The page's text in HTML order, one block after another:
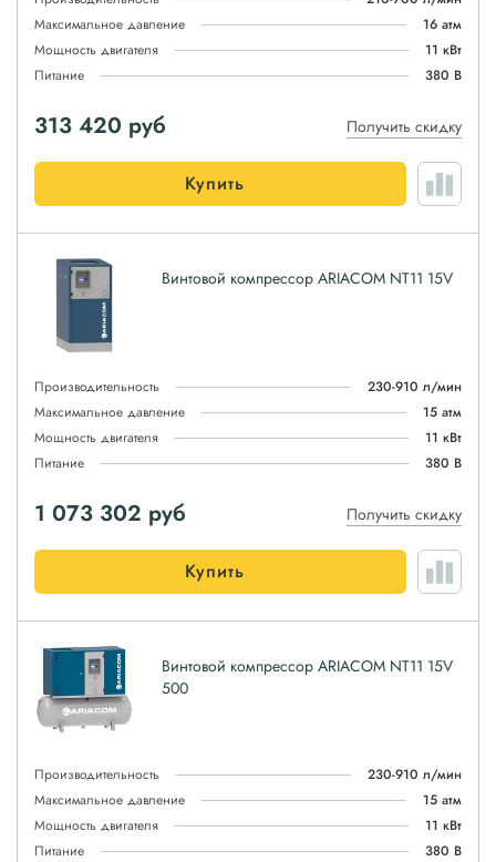
Максимальное давление
16 атм
Мощность двигателя
11 кВт
Питание
380 В
313 420 руб Получить скидку
Купить
Винтовой компрессор ARIACOM NT11 15V
Производительность
230-910 л/мин
Максимальное давление
15 атм
Мощность двигателя
11 кВт
Питание
380 В
1 073 302 руб Получить скидку
Купить
Винтовой компрессор ARIACOM NT11 15V
500
Производительность
230-910 л/мин
Максимальное давление
15 атм
Мощность двигателя
11 кВт
Питание
380 В